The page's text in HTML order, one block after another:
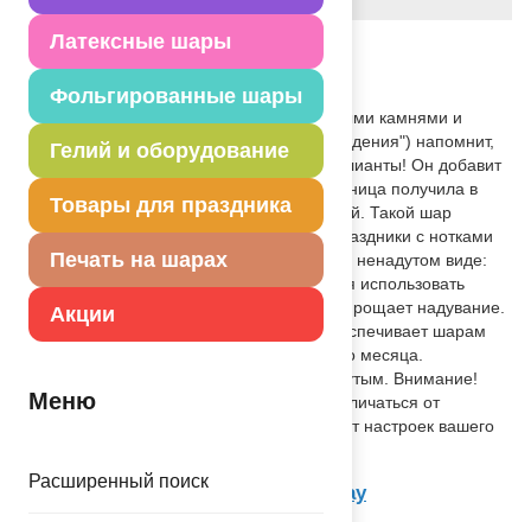
Латексные шары
Фольгированные шары
Гелий и оборудование
Товары для праздника
Печать на шарах
Акции
Меню
Расширенный поиск
Вес
Описание товара
Круглый шар с роскошными драгоценными камнями и
надписью "Happy birthday" ("С днем рождения") напомнит,
что лучшие друзья девушек — это бриллианты! Он добавит
празднику блеска и шика, будто именинница получила в
подарок целую шкатулку драгоценностей. Такой шар
особенно понравится тем, кто любит праздники с нотками
роскоши и элегантности. Размер шара в ненадутом виде:
17"/43см. Для надувания рекомендуется использовать
гелий. Имеет встроенный клапан, что упрощает надувание.
Высококачественная тонкая пленка обеспечивает шарам
сохранение формы от недели до одного месяца.
Фольгированный шар продается ненадутым. Внимание!
Реальный цвет может незначительно отличаться от
изображения на экране в зависимости от настроек вашего
Товар из коллекции Happy Birthday